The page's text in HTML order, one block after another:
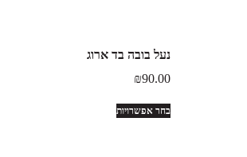
נעל בובה בד ארוג
₪90.00
בחר אפשרויות